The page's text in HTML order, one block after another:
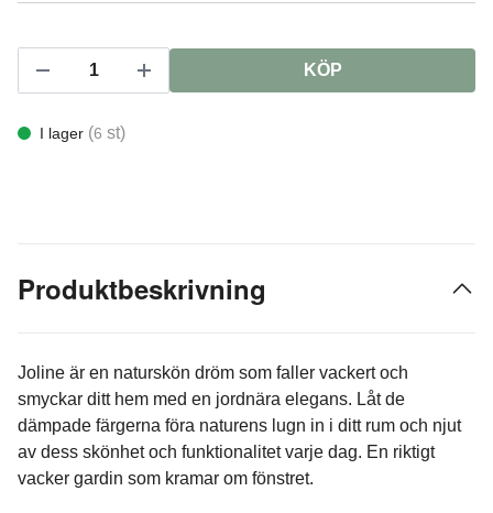
KÖP
I lager (6 st)
Produktbeskrivning
Joline är en naturskön dröm som faller vackert och
smyckar ditt hem med en jordnära elegans. Låt de
dämpade färgerna föra naturens lugn in i ditt rum och njut
av dess skönhet och funktionalitet varje dag. En riktigt
vacker gardin som kramar om fönstret.